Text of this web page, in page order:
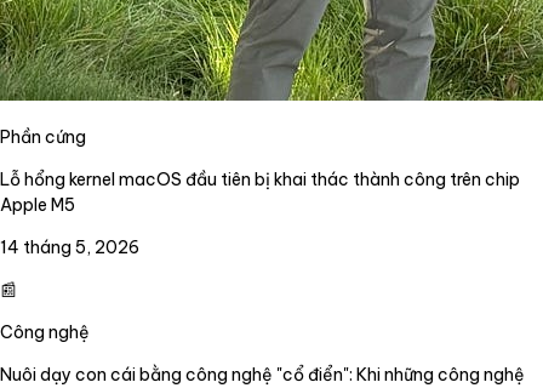
Phần cứng
Lỗ hổng kernel macOS đầu tiên bị khai thác thành công trên chip
Apple M5
14 tháng 5, 2026
📰
Công nghệ
Nuôi dạy con cái bằng công nghệ "cổ điển": Khi những công nghệ